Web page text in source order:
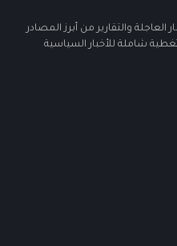
والتقارير من أبرز المصادر
تغطية شاملة للأخبار السياسية